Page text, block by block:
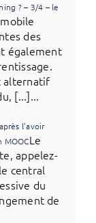
? – 3/4 – le
des
également
alternatif
[...]...
l’avoir
Le
appelez-
central
du
de